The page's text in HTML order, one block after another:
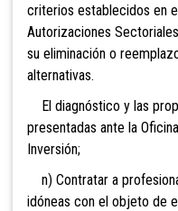
criterios establecidos en
Autorizaciones
su eliminación o
alternativas.
El diagnóstico y las
presentadas ante la
Inversión;
n) Contratar a
idóneas con el objeto de